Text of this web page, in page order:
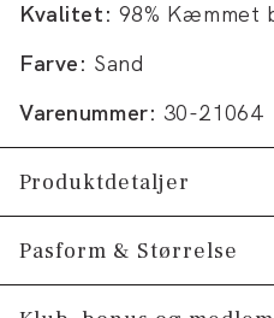
Kvalitet: 98% Kæmmet
Farve: Sand
Varenummer: 30-21064
Produktdetaljer
Skjorten har button-
Manchetten har to
Pasform & Størrelse